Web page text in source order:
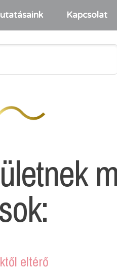
Kapcsolat
eltérő